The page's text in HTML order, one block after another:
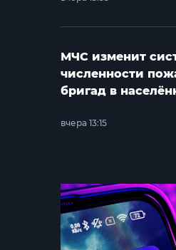
МЧС изменит
численности
бригад в
вчера 13:15